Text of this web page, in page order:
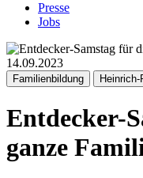
Presse
Jobs
14.09.2023
Familienbildung
Entdecker-
ganze